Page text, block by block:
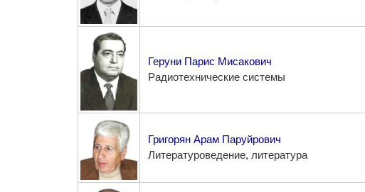
Геруни Парис Мисакович
Радиотехнические системы
Григорян Арам Паруйрович
Литературоведение, литература